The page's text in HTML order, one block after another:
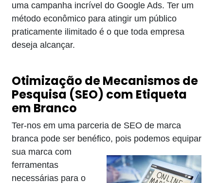
uma campanha incrível do Google Ads. Ter um
método econômico para atingir um público
praticamente ilimitado é o que toda empresa
deseja alcançar.
Otimização de Mecanismos de
Pesquisa (SEO) com Etiqueta
em Branco
Ter-nos em uma parceria de SEO de marca
branca pode ser benéfico, pois podemos equipar
sua marca com
ferramentas
necessárias para o